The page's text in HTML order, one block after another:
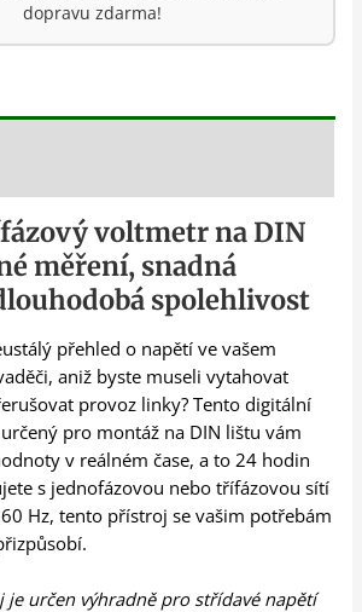
dopravu zdarma!
voltmetr na DIN
měření, snadná
spolehlivost
přehled o napětí ve vašem
aniž byste museli vytahovat
provoz linky? Tento digitální
pro montáž na DIN lištu vám
v reálném čase, a to 24 hodin
s jednofázovou nebo třífázovou sítí
Hz, tento přístroj se vašim potřebám
je určen výhradně pro střídavé napětí